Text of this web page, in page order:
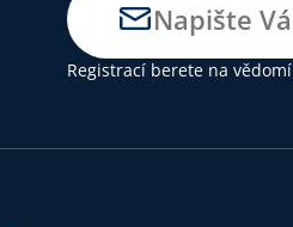
Registrací berete na vědomí